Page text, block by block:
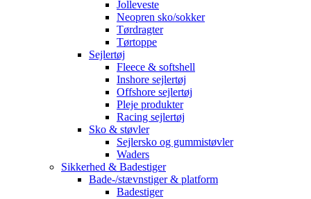
Jolleveste
Neopren sko/sokker
Tørdragter
Tørtoppe
Sejlertøj
Fleece & softshell
Inshore sejlertøj
Offshore sejlertøj
Pleje produkter
Racing sejlertøj
Sko & støvler
Sejlersko og gummistøvler
Waders
Sikkerhed & Badestiger
Bade-/stævnstiger & platform
Badestiger